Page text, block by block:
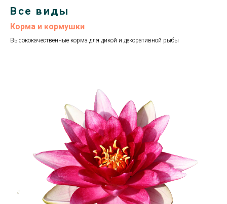
Все виды
Корма и кормушки
Высококачественные корма для дикой и декоративной рыбы